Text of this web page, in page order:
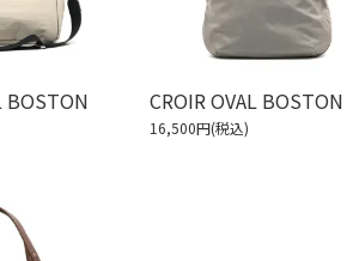
BOSTON CROIR OVAL BOSTON
16,500円(税込)